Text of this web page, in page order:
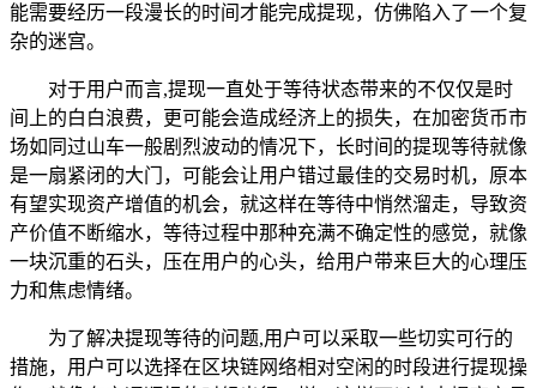
能需要经历一段漫长的时间才能完成提现，仿佛陷入了一个复
杂的迷宫。
对于用户而言,提现一直处于等待状态带来的不仅仅是时
间上的白白浪费，更可能会造成经济上的损失，在加密货币市
场如同过山车一般剧烈波动的情况下，长时间的提现等待就像
是一扇紧闭的大门，可能会让用户错过最佳的交易时机，原本
有望实现资产增值的机会，就这样在等待中悄然溜走，导致资
产价值不断缩水，等待过程中那种充满不确定性的感觉，就像
一块沉重的石头，压在用户的心头，给用户带来巨大的心理压
力和焦虑情绪。
为了解决提现等待的问题,用户可以采取一些切实可行的
措施，用户可以选择在区块链网络相对空闲的时段进行提现操